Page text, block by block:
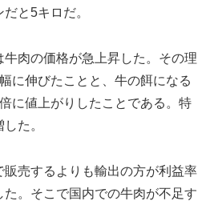
と5キロだ。
肉の価格が急上昇した。その理
に伸びたことと、牛の餌になる
に値上がりしたことである。特
た。
売するよりも輸出の方が利益率
。そこで国内での牛肉が不足す